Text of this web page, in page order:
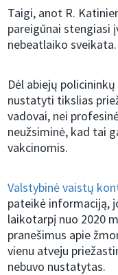
Taigi, anot R.
pareigūnai stengiasi
nebeatlaiko sveikata.
Dėl abiejų
nustatyti tikslias
vadovai, nei
neužsiminė, kad tai
vakcinomis.
Valstybinė vaistų
pateikė informaciją,
laikotarpį nuo 2020
pranešimus apie
vienu atveju
nebuvo nustatytas.